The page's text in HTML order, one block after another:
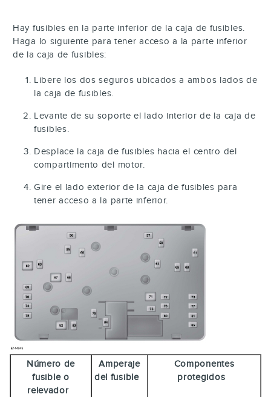
Hay fusibles en la parte inferior de la caja de fusibles.
Haga lo siguiente para tener acceso a la parte inferior
de la caja de fusibles:
Libere los dos seguros ubicados a ambos lados de
la caja de fusibles.
Levante de su soporte el lado interior de la caja de
fusibles.
Desplace la caja de fusibles hacia el centro del
compartimento del motor.
Gire el lado exterior de la caja de fusibles para
tener acceso a la parte inferior.
Número de
fusible o
relevador
Amperaje
del fusible
Componentes
protegidos